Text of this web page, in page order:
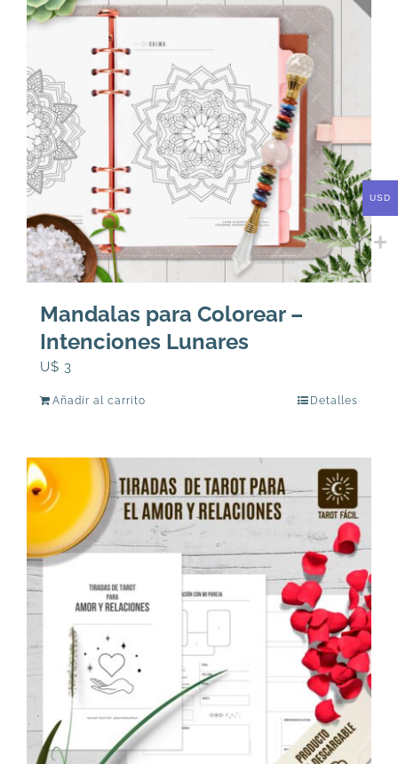
Mandalas para Colorear –
Intenciones Lunares
U$ 3
Añadir al carrito Detalles
USD